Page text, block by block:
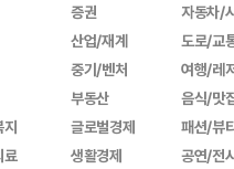
료
증권
산업/재계
중기/벤처
부동산
글로벌경제
생활경제
자동차/
도로/교
여행/레
음식/맛
패션/뷰
공연/전